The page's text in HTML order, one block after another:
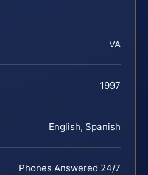
VA
1997
English, Spanish
Phones Answered 24/7